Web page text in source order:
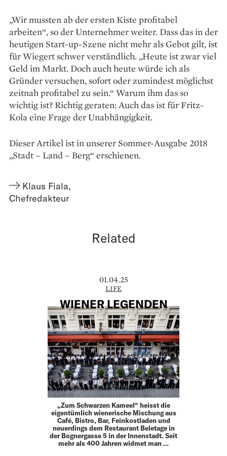
„Wir mussten ab der ersten Kiste profitabel
arbeiten“, so der Unternehmer weiter. Dass das in der
heutigen Start-up-Szene nicht mehr als Gebot gilt, ist
für Wiegert schwer verständlich. „Heute ist zwar viel
Geld im Markt. Doch auch heute würde ich als
Gründer versuchen, sofort oder zumindest möglichst
zeitnah profitabel zu sein.“ Warum ihm das so
wichtig ist? Richtig geraten: Auch das ist für Fritz-
Kola eine Frage der Unabhängigkeit.
Dieser Artikel ist in unserer Sommer-Ausgabe 2018
„Stadt – Land – Berg“ erschienen.
Klaus Fiala,
Chefredakteur
Related
01.04.25
LIFE
WIENER LEGENDEN
„Zum Schwarzen Kameel“ heisst die
eigentümlich wienerische Mischung aus
Café, Bistro, Bar, Feinkostladen und
neuerdings dem Restaurant Beletage in
der Bognergasse 5 in der Innenstadt. Seit
mehr als 400 Jahren widmet man …